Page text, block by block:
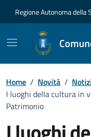
Regione Autonoma della
Home / Novità /
I luoghi della cultura in
Patrimonio